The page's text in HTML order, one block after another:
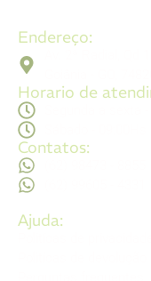
Endereço:
Horario de
Contatos:
Ajuda: